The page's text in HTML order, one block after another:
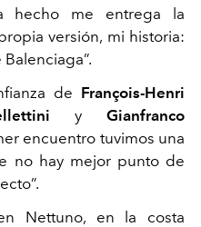
hecho me entrega la
versión, mi historia:
de François-Henri
y Gianfranco
encuentro tuvimos una
no hay mejor punto de
Nettuno, en la costa